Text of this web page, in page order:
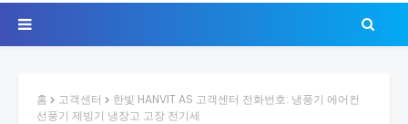
홈 고객센터
한빛 HANVIT AS 고객센터 전화번호: 냉풍기 에어컨
선풍기 제빙기 냉장고 고장 전기세